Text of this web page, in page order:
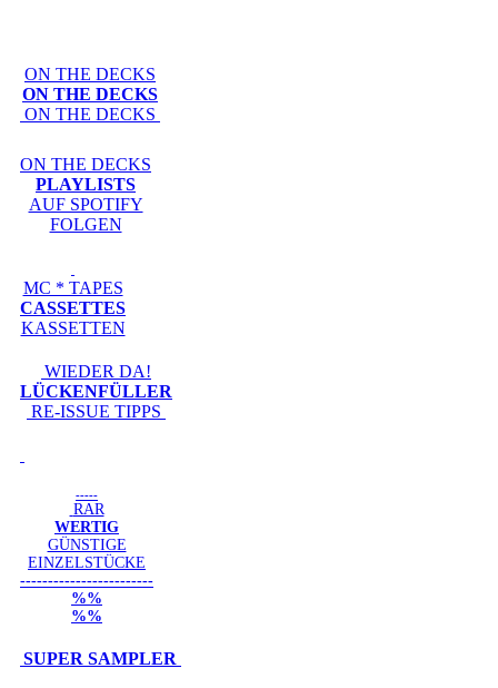
ON THE DECKS
ON THE DECKS
ON THE DECKS
ON THE DECKS
PLAYLISTS
AUF SPOTIFY
FOLGEN
MC * TAPES
CASSETTES
KASSETTEN
WIEDER DA!
LÜCKENFÜLLER
RE-ISSUE TIPPS
-----
RAR
WERTIG
GÜNSTIGE
EINZELSTÜCKE
------------------------
%%
%%
SUPER SAMPLER